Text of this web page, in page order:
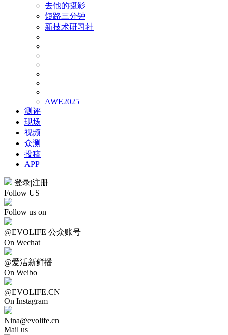
去他的摄影
短路三分钟
新技术研习社
AWE2025
测评
现场
视频
众测
投稿
APP
登录|注册
Follow US
Follow us on
@EVOLIFE 公众账号
On Wechat
@爱活新鲜播
On Weibo
@EVOLIFE.CN
On Instagram
Nina@evolife.cn
Mail us